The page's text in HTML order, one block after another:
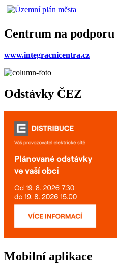
Centrum na
www.integracnicentra.cz
Odstávky ČEZ
Mobilní aplikace